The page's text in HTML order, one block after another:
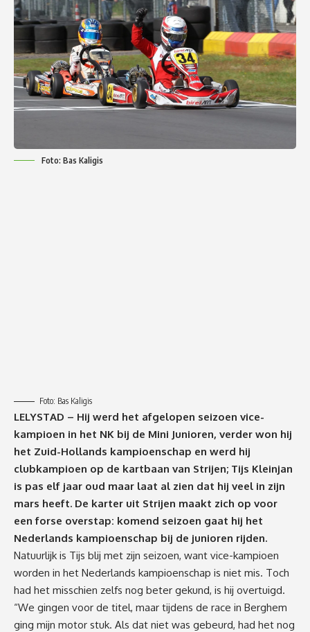
Foto: Bas Kaligis
Foto: Bas Kaligis
LELYSTAD – Hij werd het afgelopen seizoen vice-
kampioen in het NK bij de Mini Junioren, verder won hij
het Zuid-Hollands kampioenschap en werd hij
clubkampioen op de kartbaan van Strijen; Tijs Kleinjan
is pas elf jaar oud maar laat al zien dat hij veel in zijn
mars heeft. De karter uit Strijen maakt zich op voor
een forse overstap: komend seizoen gaat hij het
Nederlands kampioenschap bij de junioren rijden.
Natuurlijk is Tijs blij met zijn seizoen, want vice-kampioen
worden in het Nederlands kampioenschap is niet mis. Toch
had het misschien zelfs nog beter gekund, is hij overtuigd.
“We gingen voor de titel, maar tijdens de race in Berghem
ging mijn motor stuk. Als dat niet was gebeurd, had het nog